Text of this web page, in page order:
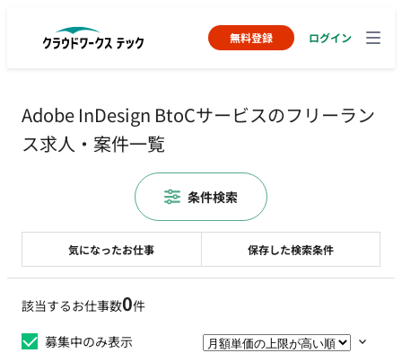
無料登録 ログイン
Adobe InDesign BtoCサービスのフリーラン
ス求人・案件一覧
該当するお仕事数0件
募集中のみ表示
気になったお仕事 保存した検索条件
条件検索